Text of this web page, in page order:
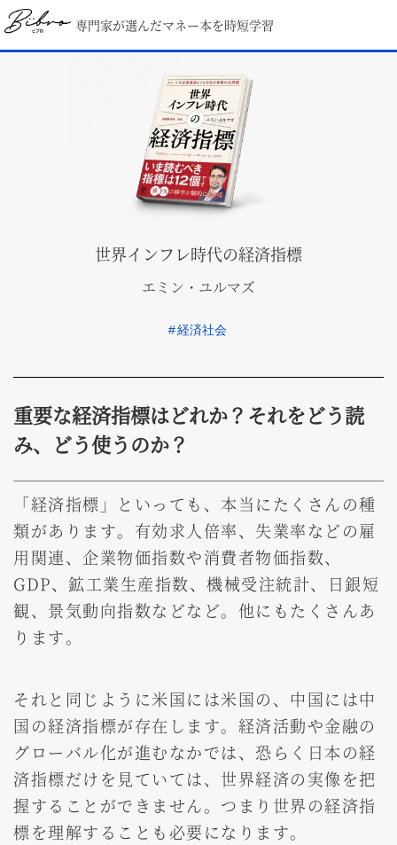
専門家が選んだマネー本を時短学習
世界インフレ時代の経済指標
エミン・ユルマズ
#経済社会
重要な経済指標はどれか？それをどう読
み、どう使うのか？
「経済指標」といっても、本当にたくさんの種
類があります。有効求人倍率、失業率などの雇
用関連、企業物価指数や消費者物価指数、
GDP、鉱工業生産指数、機械受注統計、日銀短
観、景気動向指数などなど。他にもたくさんあ
ります。
それと同じように米国には米国の、中国には中
国の経済指標が存在します。経済活動や金融の
グローバル化が進むなかでは、恐らく日本の経
済指標だけを見ていては、世界経済の実像を把
握することができません。つまり世界の経済指
標を理解することも必要になります。